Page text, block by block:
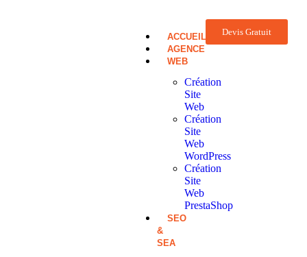
ACCUEIL
AGENCE
WEB
Création
Site
Web
Création
Site
Web
WordPress
Création
Site
Web
PrestaShop
SEO
&
SEA
Devis Gratuit